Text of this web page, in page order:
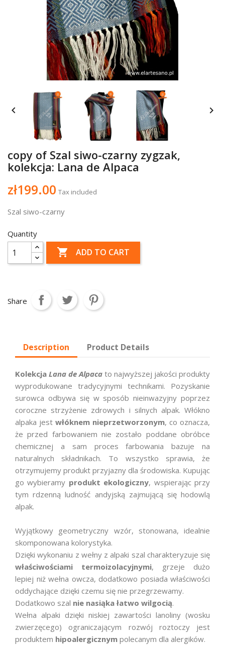
 
copy of Szal siwo-czarny zygzak,
kolekcja: Lana de Alpaca
zł199.00 Tax included
Szal siwo-czarny
Quantity
 ADD TO CART
Share
Description Product Details
Kolekcja Lana de Alpaca to najwyższej jakości produkty
wyprodukowane tradycyjnymi technikami. Pozyskanie
surowca odbywa się w sposób nieinwazyjny poprzez
coroczne strzyżenie zdrowych i silnych alpak. Włókno
alpaka jest włóknem nieprzetworzonym, co oznacza,
że przed farbowaniem nie zostało poddane obróbce
chemicznej a sam proces farbowania bazuje na
naturalnych składnikach. To wszystko sprawia, że
otrzymujemy produkt przyjazny dla środowiska. Kupując
go wybieramy produkt ekologiczny, wspierając przy
tym rdzenną ludność andyjską zajmującą się hodowlą
alpak.
Wyjątkowy geometryczny wzór, stonowana, idealnie
skomponowana kolorystyka.
Dzięki wykonaniu z wełny z alpaki szal charakteryzuje się
właściwościami termoizolacyjnymi, grzeje dużo
lepiej niż wełna owcza, dodatkowo posiada właściwości
oddychające dzięki czemu się nie przegrzewamy.
Dodatkowo szal nie nasiąka łatwo wilgocią.
Wełna alpaki dzięki niskiej zawartości lanoliny (wosku
zwierzęcego) ograniczającym rozwój roztoczy jest
produktem hipoalergicznym polecanym dla alergików.